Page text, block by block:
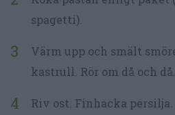
spagetti).
Värm upp och smält
kastrull. Rör om då och då.
Riv ost. Finhacka persilja.